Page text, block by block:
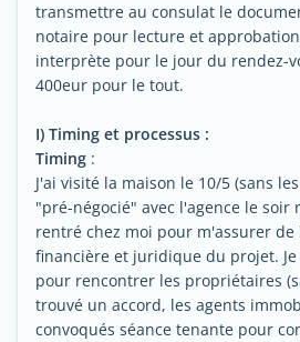
transmettre au consulat le
notaire pour lecture et
interprète pour le jour du rendez-
400eur pour le tout.
I) Timing et processus :
Timing :
J'ai visité la maison le 10/5 (sans
"pré-négocié" avec l'agence le soir
rentré chez moi pour m'assurer
financière et juridique du projet.
pour rencontrer les propriétaires
trouvé un accord, les agents
convoqués séance tenante pour